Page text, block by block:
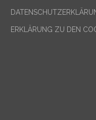
ERKLÄRUNG ZU DEN